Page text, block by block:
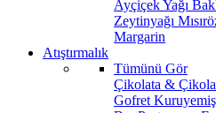
Ayçiçek Yağı
Zeytinyağı
Margarin
Atıştırmalık
Tümünü Gör
Çikolata &
Gofret